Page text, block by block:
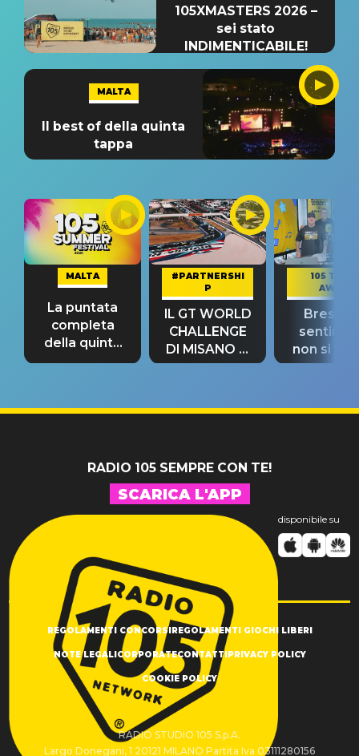
105XMASTERS 2026 –
sei stato
INDIMENTICABILE!
MALTA
Il best of della quinta
tappa
MALTA
La puntata
completa
della quinta
tappa
#PARTNERSHI
P
IL GT WORLD
CHALLENGE
DI MISANO si
riconferma
105 TAKE
AWAY
Bresh:
non si
fino alla
RADIO 105 SEMPRE CON TE!
SCARICA L'APP
disponibile su
REGOLAMENTI CONCORSI REGOLAMENTI GIOCHI LIBERI
NOTE LEGALI CORPORATECONTATTI PRIVACY POLICY
COOKIE POLICY
RADIO STUDIO 105 S.p.A.
Largo Donegani, 1 20121 MILANO Partita Iva 03111280156